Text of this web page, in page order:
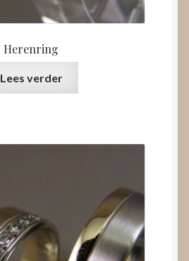
Herenring
Lees verder